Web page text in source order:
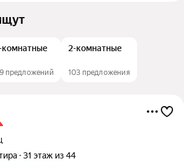
комнатные
предложений
2-комнатные
103 предложения
31 этаж из 44